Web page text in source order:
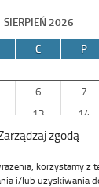
zgodą
korzystamy z
i/lub uzyskiwania
SIERPIEŃ 2026
C P
6 7
13 14
20 21